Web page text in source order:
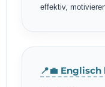
effektiv,
📍💼